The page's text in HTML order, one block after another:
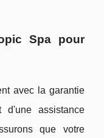
Spa pour
avec la garantie
d'une assistance
que votre